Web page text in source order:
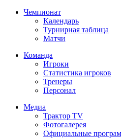
Чемпионат
Календарь
Турнирная таблица
Матчи
Команда
Игроки
Статистика игроков
Тренеры
Персонал
Медиа
Трактор TV
Фотогалерея
Официальные